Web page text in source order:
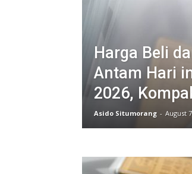
Harga Beli
Antam Hari
2026,
Asido Situmorang - August